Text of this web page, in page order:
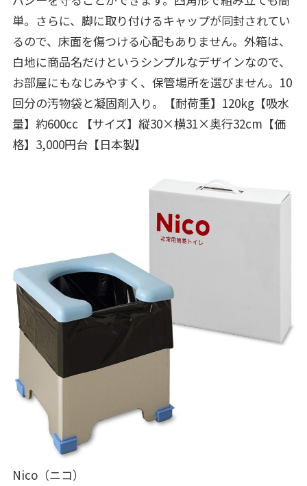
単。さらに、脚に取り付けるキャップが同封されてい
るので、床面を傷つける心配もありません。外箱は、
白地に商品名だけというシンプルなデザインなので、
お部屋にもなじみやすく、保管場所を選びません。10
回分の汚物袋と凝固剤入り。【耐荷重】120kg【吸水
量】約600cc 【サイズ】縦30×横31×奥行32cm【価
格】3,000円台【日本製】
Nico（ニコ）